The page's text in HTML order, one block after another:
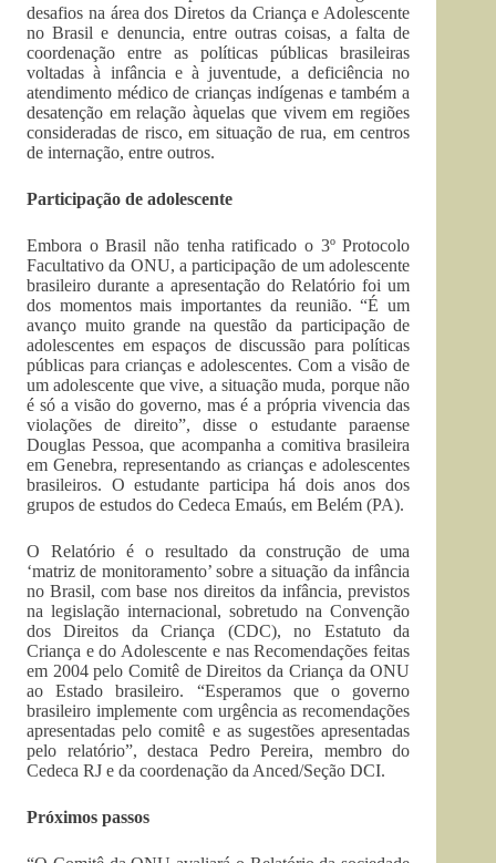
desafios na área dos Diretos da Criança e Adolescente
no Brasil e denuncia, entre outras coisas, a falta de
coordenação entre as políticas públicas brasileiras
voltadas à infância e à juventude, a deficiência no
atendimento médico de crianças indígenas e também a
desatenção em relação àquelas que vivem em regiões
consideradas de risco, em situação de rua, em centros
de internação, entre outros.
Participação de adolescente
Embora o Brasil não tenha ratificado o 3º Protocolo
Facultativo da ONU, a participação de um adolescente
brasileiro durante a apresentação do Relatório foi um
dos momentos mais importantes da reunião. “É um
avanço muito grande na questão da participação de
adolescentes em espaços de discussão para políticas
públicas para crianças e adolescentes. Com a visão de
um adolescente que vive, a situação muda, porque não
é só a visão do governo, mas é a própria vivencia das
violações de direito”, disse o estudante paraense
Douglas Pessoa, que acompanha a comitiva brasileira
em Genebra, representando as crianças e adolescentes
brasileiros. O estudante participa há dois anos dos
grupos de estudos do Cedeca Emaús, em Belém (PA).
O Relatório é o resultado da construção de uma
‘matriz de monitoramento’ sobre a situação da infância
no Brasil, com base nos direitos da infância, previstos
na legislação internacional, sobretudo na Convenção
dos Direitos da Criança (CDC), no Estatuto da
Criança e do Adolescente e nas Recomendações feitas
em 2004 pelo Comitê de Direitos da Criança da ONU
ao Estado brasileiro. “Esperamos que o governo
brasileiro implemente com urgência as recomendações
apresentadas pelo comitê e as sugestões apresentadas
pelo relatório”, destaca Pedro Pereira, membro do
Cedeca RJ e da coordenação da Anced/Seção DCI.
Próximos passos